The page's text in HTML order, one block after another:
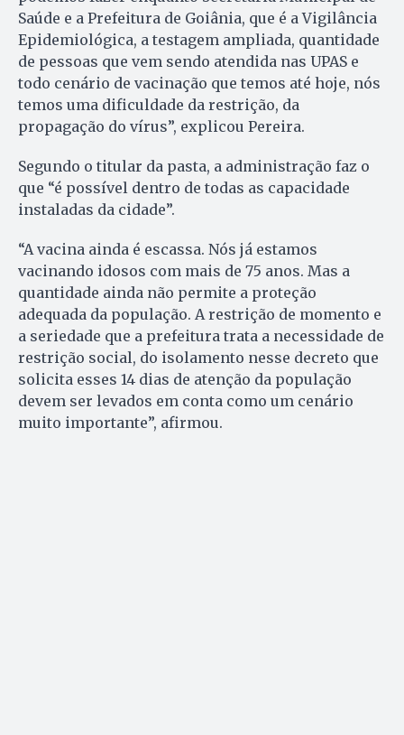
Saúde e a Prefeitura de Goiânia, que é a Vigilância
Epidemiológica, a testagem ampliada, quantidade
de pessoas que vem sendo atendida nas UPAS e
todo cenário de vacinação que temos até hoje, nós
temos uma dificuldade da restrição, da
propagação do vírus”, explicou Pereira.
Segundo o titular da pasta, a administração faz o
que “é possível dentro de todas as capacidade
instaladas da cidade”.
“A vacina ainda é escassa. Nós já estamos
vacinando idosos com mais de 75 anos. Mas a
quantidade ainda não permite a proteção
adequada da população. A restrição de momento e
a seriedade que a prefeitura trata a necessidade de
restrição social, do isolamento nesse decreto que
solicita esses 14 dias de atenção da população
devem ser levados em conta como um cenário
muito importante”, afirmou.